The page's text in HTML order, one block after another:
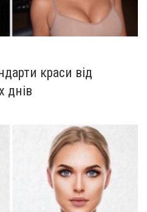
краси від
днів